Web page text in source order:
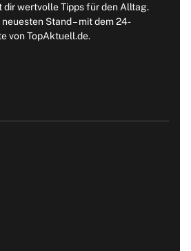
dir wertvolle Tipps für den Alltag.
Stand – mit dem 24-
von TopAktuell.de.